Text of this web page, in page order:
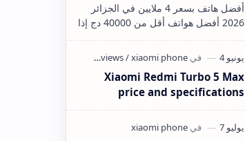
أفضل هاتف بسعر 4 ملايين في الجزائر
2026 أفضل هواتف أقل من 40000 دج إذا
(40,000 دينار جزائري) وتبحث عن هاتف
ذكي…
Xiaomi Redmi Turbo 5 Max
price and specifications